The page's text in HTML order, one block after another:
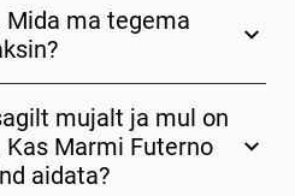
ma tegema
mujalt ja mul on
Marmi Futerno
aidata?